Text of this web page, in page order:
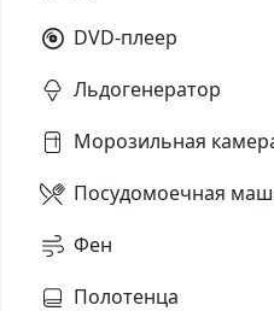
DVD-плеер
Льдогенератор
Морозильная
Посудомоечная
Фен
Полотенца